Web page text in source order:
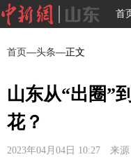
首
首页—头条—正文
山东从“出圈”
花？
2023年04月04日 10:27 来源